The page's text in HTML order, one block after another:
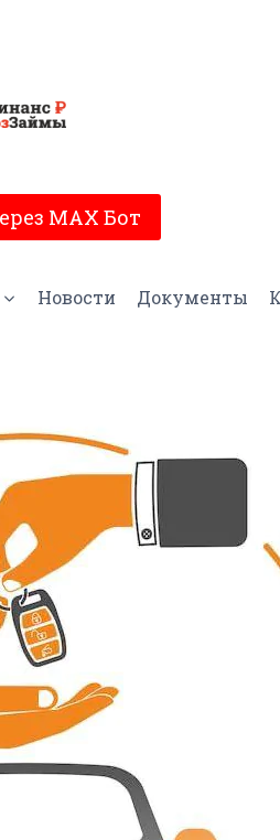
MAX Бот
Новости Документы